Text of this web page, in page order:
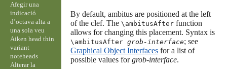
By default, ambitus are positioned at the left
of the clef. The \ambitusAfterfunction
allows for changing this placement. Syntax is
\ambitusAfter grob-interface; see
Graphical Object Interfacesfor a list of
possible values forgrob-interface.
Afegir una
indicació
d’octava alta a
una sola veu
Aiken head thin
variant
noteheads
Alterar la